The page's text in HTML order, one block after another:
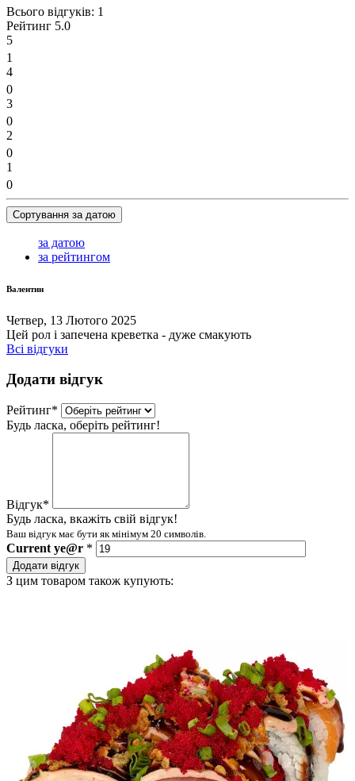
Всього відгуків: 1
Рейтинг 5.0
5
1
4
0
3
0
2
0
1
0
Сортування за датою
за датою
за рейтингом
Валентин
Четвер, 13 Лютого 2025
Цей рол і запечена креветка - дуже смакують
Всі відгуки
Додати відгук
Рейтинг*
Будь ласка, оберіть рейтинг!
Відгук*
Будь ласка, вкажіть свій відгук!
Ваш відгук має бути як мінімум 20 символів.
Current ye@r *
Додати відгук
З цим товаром також купують: